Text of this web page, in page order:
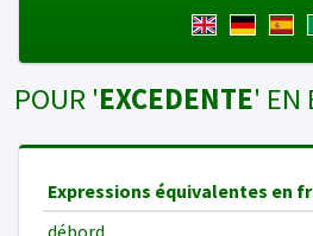
POUR 'EXCEDENTE' EN
Expressions équivalentes en
débord